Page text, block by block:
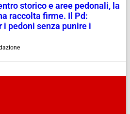
storico e aree pedonali, la
raccolta firme. Il Pd:
i pedoni senza punire i